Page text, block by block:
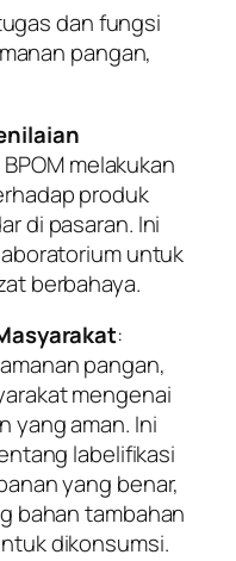
dan fungsi
pangan,
BPOM melakukan
produk
di pasaran. Ini
untuk
berbahaya.
:
pangan,
mengenai
yang aman. Ini
labelifikasi
yang benar,
bahan tambahan
dikonsumsi.